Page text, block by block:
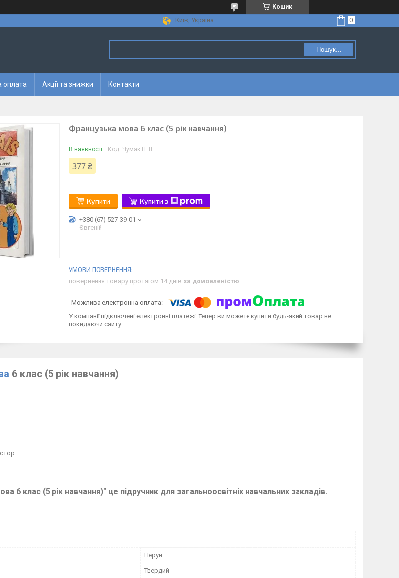
Кошик
Київ, Україна
Пошук...
оплата Акції та знижки Контакти
Французька мова 6 клас (5 рік навчання)
В наявності Код: Чумак Н. П.
377 ₴
Купити Купити з
+380 (67) 527-39-01
Євгеній
повернення товару протягом 14 днів за домовленістю
У компанії підключені електронні платежі. Тепер ви можете купити будь-який товар не
покидаючи сайту.
6 клас (5 рік навчання)
6 клас (5 рік навчання)" це підручник для загальноосвітніх навчальних закладів.
Перун
Твердий